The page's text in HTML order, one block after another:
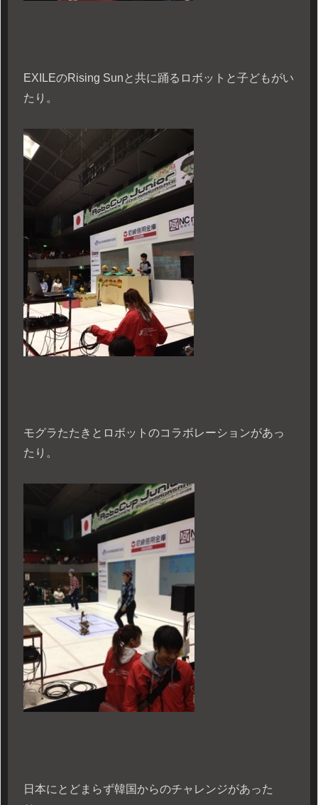
EXILEのRising Sunと共に踊るロボットと子どもがい
たり。
モグラたたきとロボットのコラボレーションがあっ
たり。
日本にとどまらず韓国からのチャレンジがあった